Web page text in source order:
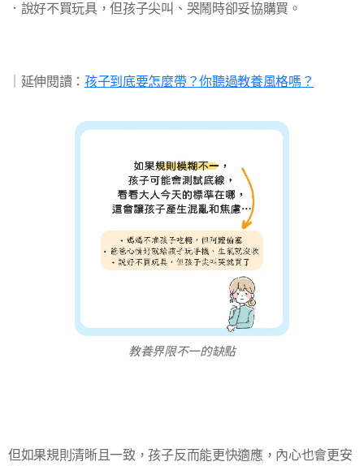
．說好不買玩具，但孩子尖叫、哭鬧時卻妥協購買。
｜延伸閱讀：孩子到底要怎麼帶？你聽過教養風格嗎？
教養界限不一的缺點
但如果規則清晰且一致，孩子反而能更快適應，內心也會更安